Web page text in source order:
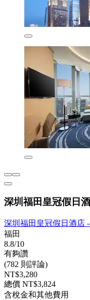
深圳福田皇冠假日
深圳福田皇冠假日酒店
福田
8.8/10
有夠讚
(782 則評論)
NT$3,280
總價 NT$3,824
含稅金和其他費用